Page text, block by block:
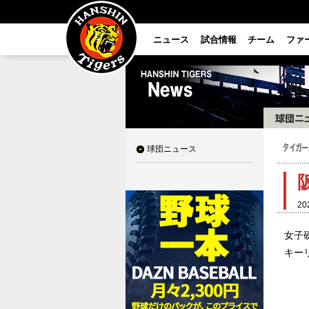
ニュース 試合情報 チーム ファ
球団ニュース
女子
キー